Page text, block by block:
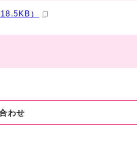
）
わせ